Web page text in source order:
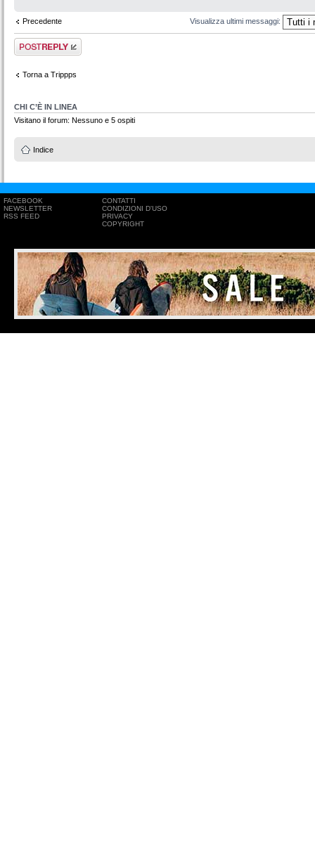
Precedente Visualizza ultimi messaggi:
Rispondi al
messaggio
Torna a Trippps
CHI C’È IN LINEA
Visitano il forum: Nessuno e 5 ospiti
Indice
FACEBOOK
NEWSLETTER
RSS FEED
CONTATTI
CONDIZIONI D'USO
PRIVACY
COPYRIGHT